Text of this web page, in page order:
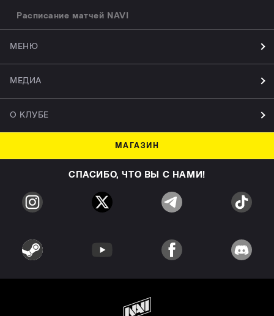
Расписание матчей NAVI
МЕНЮ
МЕДИА
О КЛУБЕ
МАГАЗИН
СПАСИБО, ЧТО ВЫ С НАМИ!